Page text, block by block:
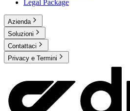
Legal Package
Azienda
Soluzioni
Contattaci
Privacy e Termini